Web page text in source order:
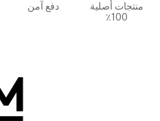
منتجات أصلية
100٪
دفع آمن